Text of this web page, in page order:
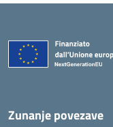
Zunanje povezave